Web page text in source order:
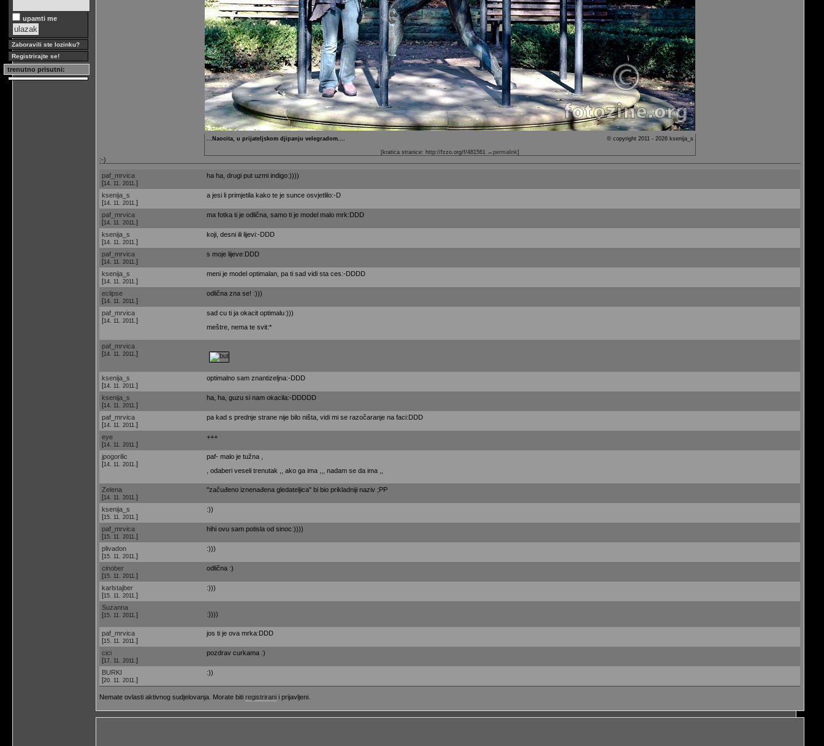
upamti me
Zaboravili ste lozinku?
Registrirajte se!
trenutno prisutni:
© copyright 2011 - 2026 ksenija_s
...Naocita, u prijateljskom djipanju velegradom....
[kratica stranice: http://fzzo.org/f/481561 ←permalink]
:-)
paf_mrvica
[14. 11. 2011. ]
ha ha, drugi put uzmi indigo:))))
ksenija_s
[14. 11. 2011. ]
a jesi li primjetila kako te je sunce osvjetlilo:-D
paf_mrvica
[14. 11. 2011. ]
ma fotka ti je odlična, samo ti je model malo mrk:DDD
ksenija_s
[14. 11. 2011. ]
koji, desni ili lijevi:-DDD
paf_mrvica
[14. 11. 2011. ]
s moje lijeve:DDD
ksenija_s
[14. 11. 2011. ]
meni je model optimalan, pa ti sad vidi sta ces:-DDDD
eclipse
[14. 11. 2011. ]
odlična zna se! :)))
paf_mrvica
[14. 11. 2011. ]
sad cu ti ja okacit optimalu:)))
meštre, nema te svit:*
paf_mrvica
[14. 11. 2011. ]
ksenija_s
[14. 11. 2011. ]
optimalno sam znantizeljna:-DDD
ksenija_s
[14. 11. 2011. ]
ha, ha, guzu si nam okacila:-DDDDD
paf_mrvica
[14. 11. 2011. ]
pa kad s prednje strane nije bilo ništa, vidi mi se razočaranje na faci:DDD
eye
[14. 11. 2011. ]
+++
jpogorilic
[14. 11. 2011. ]
paf- malo je tužna ,
, odaberi veseli trenutak ,, ako ga ima ,,, nadam se da ima ,,
Zelena
[14. 11. 2011. ]
"začuđeno iznenađena gledateljica" bi bio prikladniji naziv ;PP
ksenija_s
[15. 11. 2011. ]
:))
paf_mrvica
[15. 11. 2011. ]
hihi ovu sam potisla od sinoc:))))
plivadon
[15. 11. 2011. ]
:)))
cinober
[15. 11. 2011. ]
odlična :)
karlstajber
[15. 11. 2011. ]
:)))
Suzanna
[15. 11. 2011. ] :))))
paf_mrvica
[15. 11. 2011. ]
jos ti je ova mrka:DDD
cici
[17. 11. 2011. ]
pozdrav curkama :)
BURKI
[20. 11. 2011. ]
:))
Nemate ovlasti aktivnog sudjelovanja. Morate biti registrirani i prijavljeni.